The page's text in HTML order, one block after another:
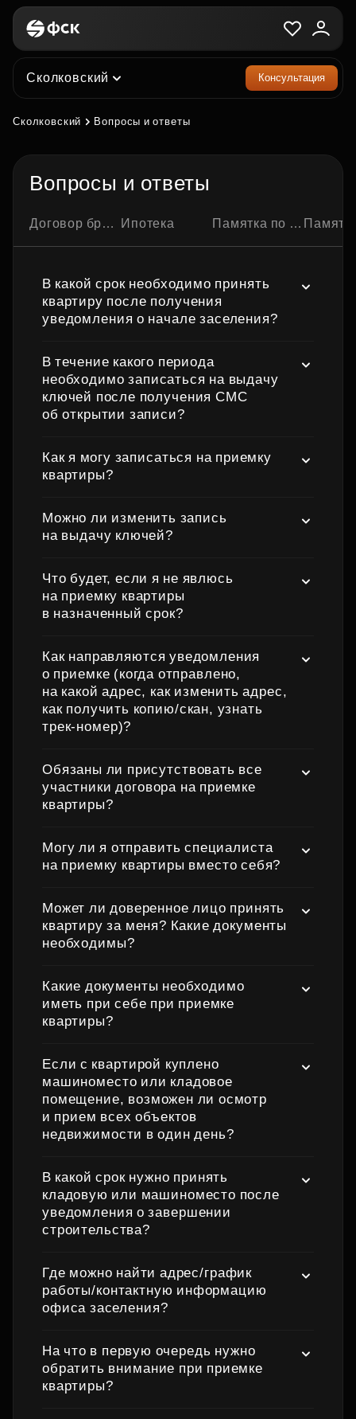
Сколковский Консультация
Сколковский Вопросы и ответы
Вопросы и ответы
Договор бронирования квартиры Ипотека Памятка по ипотечной сделке Памятка по
В какой срок необходимо принять
квартиру после получения
уведомления о начале заселения?
В течение какого периода
необходимо записаться на выдачу
ключей после получения СМС
об открытии записи?
Как я могу записаться на приемку
квартиры?
Можно ли изменить запись
на выдачу ключей?
Что будет, если я не явлюсь
на приемку квартиры
в назначенный срок?
Как направляются уведомления
о приемке (когда отправлено,
на какой адрес, как изменить адрес,
как получить копию/скан, узнать
трек‑номер)?
Обязаны ли присутствовать все
участники договора на приемке
квартиры?
Могу ли я отправить специалиста
на приемку квартиры вместо себя?
Может ли доверенное лицо принять
квартиру за меня? Какие документы
необходимы?
Какие документы необходимо
иметь при себе при приемке
квартиры?
Если с квартирой куплено
машиноместо или кладовое
помещение, возможен ли осмотр
и прием всех объектов
недвижимости в один день?
В какой срок нужно принять
кладовую или машиноместо после
уведомления о завершении
строительства?
Где можно найти адрес/график
работы/контактную информацию
офиса заселения?
На что в первую очередь нужно
обратить внимание при приемке
квартиры?